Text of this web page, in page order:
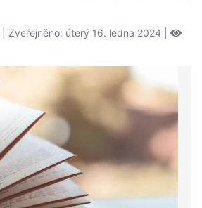
| Zveřejněno: úterý 16. ledna 2024 |